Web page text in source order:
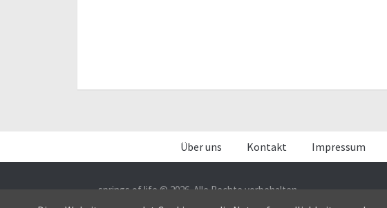
Über uns Kontakt Impressum
springs of life © 2026. Alle Rechte vorbehalten.